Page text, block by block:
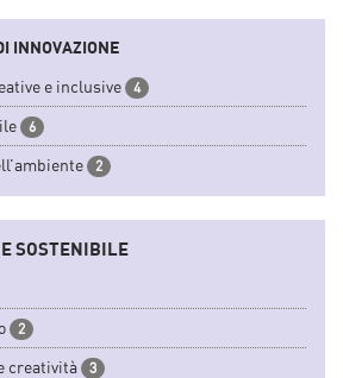
INNOVAZIONE
e inclusive
4
6
2
SOSTENIBILE
2
creatività 3